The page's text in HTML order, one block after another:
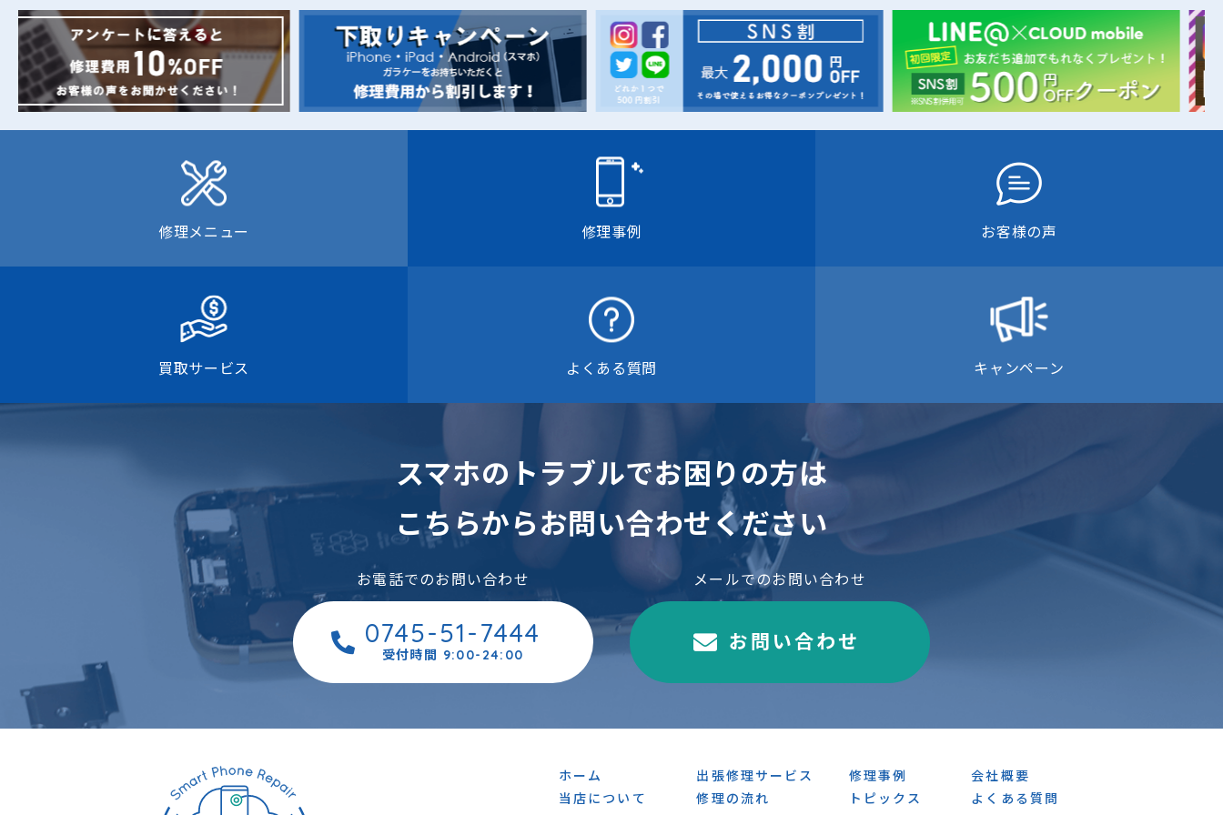
修理メニュー 修理事例 お客様の声
買取サービス よくある質問 キャンペーン
スマホのトラブルでお困りの方は
こちらからお問い合わせください
お電話でのお問い合わせ
0745-51-7444
受付時間 9:00-24:00
メールでのお問い合わせ
お問い合わせ
ホーム
当店について
出張修理サービス
修理の流れ
修理事例
トピックス
会社概要
よくある質問